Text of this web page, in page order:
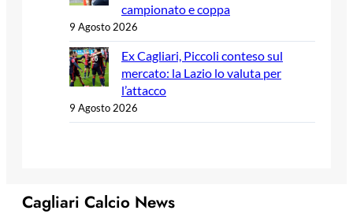
campionato e coppa
9 Agosto 2026
Ex Cagliari, Piccoli conteso sul
mercato: la Lazio lo valuta per
l’attacco
9 Agosto 2026
Cagliari Calcio News